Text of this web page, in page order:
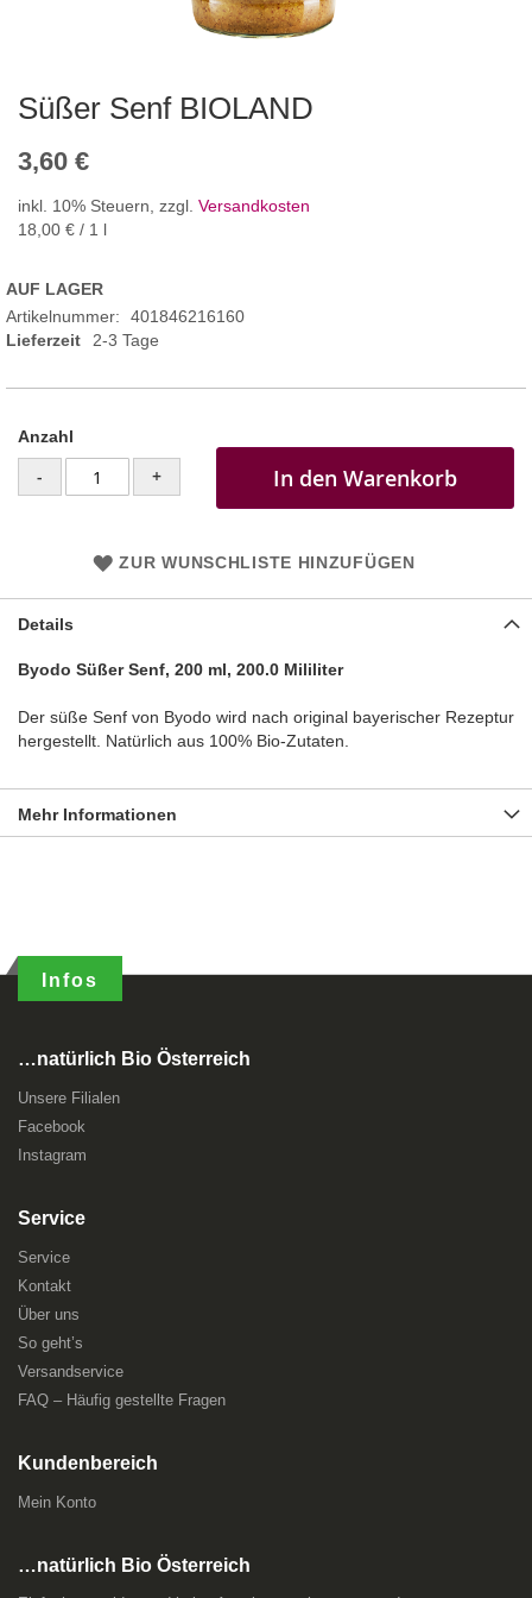
Süßer Senf BIOLAND
3,60 €
inkl. 10% Steuern, zzgl. Versandkosten
18,00 € / 1 l
AUF LAGER
Artikelnummer
401846216160
Lieferzeit
2-3 Tage
Anzahl
- + In den Warenkorb
ZUR WUNSCHLISTE HINZUFÜGEN
Details
Byodo Süßer Senf, 200 ml, 200.0 Mililiter
Der süße Senf von Byodo wird nach original bayerischer Rezeptur
hergestellt. Natürlich aus 100% Bio-Zutaten.
Mehr Informationen
Infos
…natürlich Bio Österreich
Unsere Filialen
Facebook
Instagram
Service
Service
Kontakt
Über uns
So geht’s
Versandservice
FAQ – Häufig gestellte Fragen
Kundenbereich
Mein Konto
…natürlich Bio Österreich